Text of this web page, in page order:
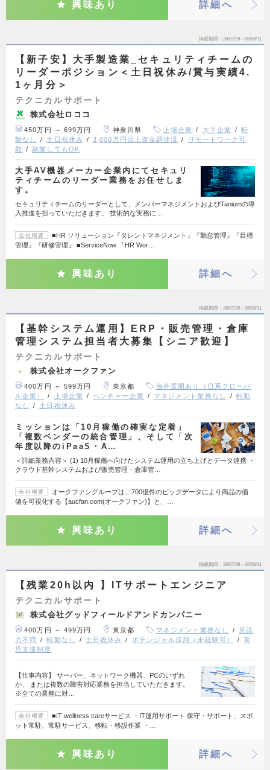
興味あり 詳細へ
掲載期間 26/07/29～26/08/11
【新子安】大手製造業_セキュリティチームの
リーダーポジション＜土日祝休み/賞与実績4.
1ヶ月分＞
テクニカルサポート
株式会社ロココ
450万円 ～ 699万円 神奈川県 上場企業 大手企業
転
勤なし
土日祝休み 3,000万円以上資金調達済
リモートワーク可
能
副業してもOK
大手AV機器メーカー企業内にてセキュリ
ティチームのリーダー業務をお任せしま
す。
セキュリティチームのリーダーとして、メンバーマネジメントおよびTaniumの導
入推進を担っていただきます。 技術的な実務に…
会社概要
■HR ソリューション『タレントマネジメント』『勤怠管理』『目標
管理』『研修管理』 ■ServiceNow 『HR Wor…
興味あり 詳細へ
掲載期間 26/07/29～26/08/11
【基幹システム運用】ERP・販売管理・倉庫
管理システム担当者大募集【シニア歓迎】
テクニカルサポート
株式会社オークファン
400万円 ～ 599万円 東京都
海外展開あり（日系グローバ
ル企業）
上場企業 ベンチャー企業 マネジメント業務なし
転勤
なし
土日祝休み
ミッションは「10月稼働の確実な定着」
「複数ベンダーの統合管理」、そして「次
年度以降のiPaaS・A…
＜詳細業務内容＞ (1) 10月稼働へ向けたシステム運用の立ち上げとデータ連携 ・
クラウド基幹システムおよび販売管理・倉庫管…
会社概要
オークファングループは、700億件のビッグデータにより商品の価
値を可視化する【aucfan.com(オークファン)】と、…
興味あり 詳細へ
掲載期間 26/07/29～26/08/11
【残業20h以内 】ITサポートエンジニア
テクニカルサポート
株式会社グッドフィールドアンドカンパニー
400万円 ～ 499万円 東京都 マネジメント業務なし
英語
力不問
転勤なし 土日祝休み ポテンシャル採用（未経験可）
育
児支援制度
【仕事内容】 サーバー、ネットワーク機器、PCのいずれ
か、 または複数の障害対応業務を担当していただきます。
※全ての業務に対…
会社概要
■IT wellness careサービス ・IT運用サポート 保守・サポート、スポ
ット常駐、常駐サービス、移転・移設作業 ・…
興味あり 詳細へ